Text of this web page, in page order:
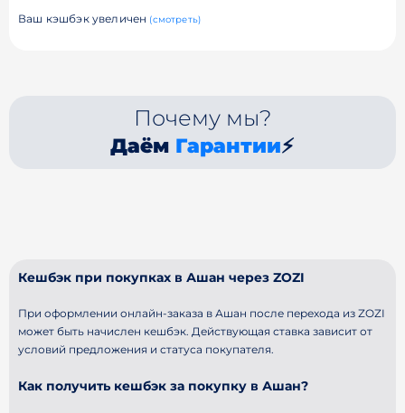
Ваш кэшбэк увеличен (смотреть)
Почему мы?
Даём Гарантии⚡
Кешбэк при покупках в Ашан через ZOZI
При оформлении онлайн-заказа в Ашан после перехода из ZOZI
может быть начислен кешбэк. Действующая ставка зависит от
условий предложения и статуса покупателя.
Как получить кешбэк за покупку в Ашан?